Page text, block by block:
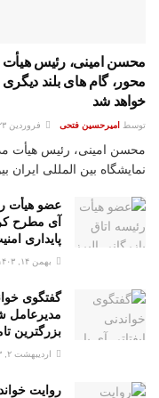
محسن امینی، رئیس هیأت
محور، گام های بلند
خواهد شد
توسط امیرحسین فتحی فروردین ۲۳, ۱۴۰۴
محسن امینی، رئیس هیأت
نمایشگاه بین المللی ایران
عضو هیأت
آی مطرح
پایداری
بهمن ۱۴, ۱۴۰۳
گفتگوی
مدیرعامل
بزرگترین
اردیبهشت ۲, ۱۴۰۳
روایت